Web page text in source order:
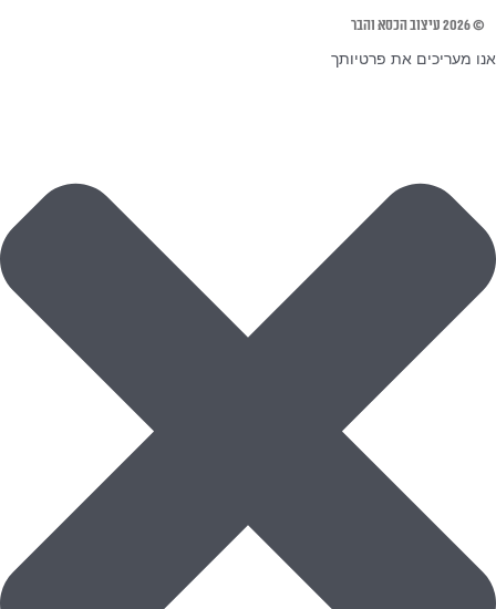
© 2026 עיצוב הכסא והבר
אנו מעריכים את פרטיותך